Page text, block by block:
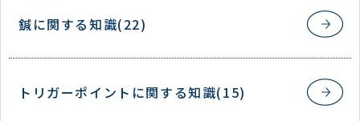
鍼に関する知識(22)
トリガーポイントに関する知識(15)